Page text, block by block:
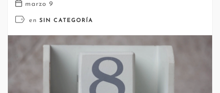
marzo 9
en SIN CATEGORÍA